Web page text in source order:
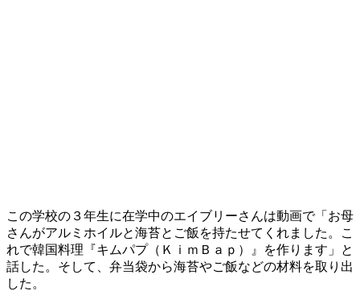
この学校の３年生に在学中のエイブリーさんは動画で「お母
さんがアルミホイルと海苔とご飯を持たせてくれました。こ
れで韓国料理『キムパプ（ＫｉｍＢａｐ）』を作ります」と
話した。そして、弁当袋から海苔やご飯などの材料を取り出
した。